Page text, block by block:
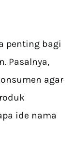
penting bagi
Pasalnya,
agar
ide nama